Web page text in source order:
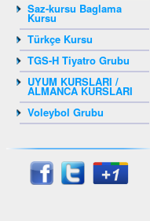
Saz-kursu Baglama
Kursu
Türkçe Kursu
TGS-H Tiyatro Grubu
UYUM KURSLARI /
ALMANCA KURSLARI
Voleybol Grubu